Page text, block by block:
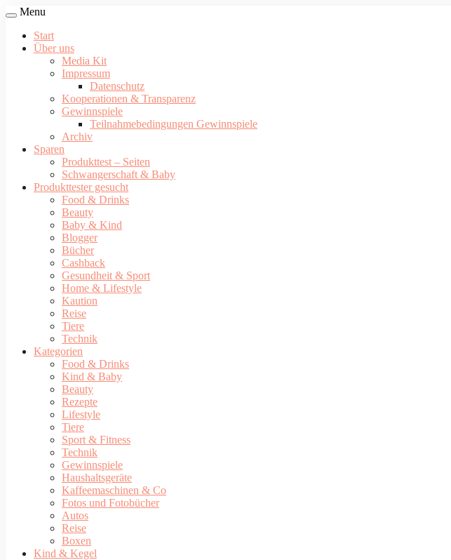
Menu
Start
Über uns
Media Kit
Impressum
Datenschutz
Kooperationen & Transparenz
Gewinnspiele
Teilnahmebedingungen Gewinnspiele
Archiv
Sparen
Produkttest – Seiten
Schwangerschaft & Baby
Produkttester gesucht
Food & Drinks
Beauty
Baby & Kind
Blogger
Bücher
Cashback
Gesundheit & Sport
Home & Lifestyle
Kaution
Reise
Tiere
Technik
Kategorien
Food & Drinks
Kind & Baby
Beauty
Rezepte
Lifestyle
Tiere
Sport & Fitness
Technik
Gewinnspiele
Haushaltsgeräte
Kaffeemaschinen & Co
Fotos und Fotobücher
Autos
Reise
Boxen
Kind & Kegel